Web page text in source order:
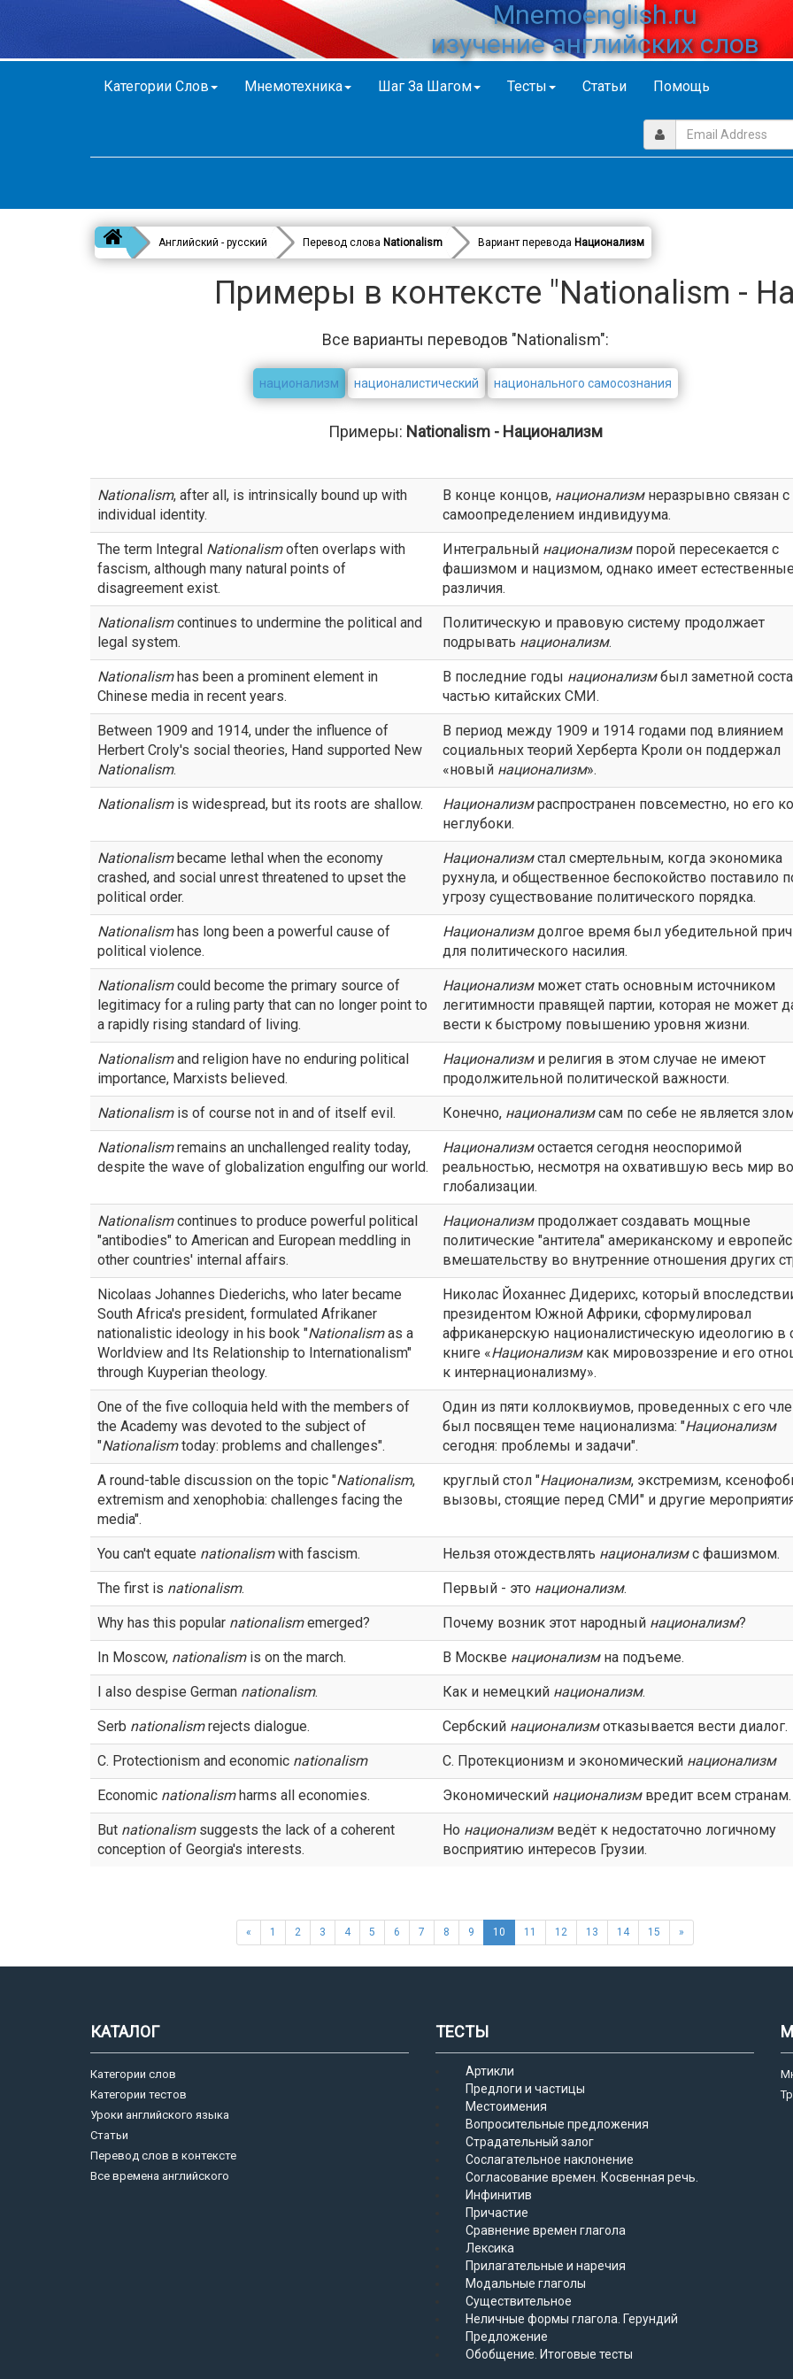
Mnemoenglish.ru
изучение английских слов
Категории Слов Мнемотехника Шаг За Шагом Тесты Статьи Помощь
Английский - русский Перевод слова Nationalism Вариант перевода Национализм
Примеры в контексте "Nationalism -
Все варианты переводов "Nationalism":
национализм националистический национального самосознания
Примеры: Nationalism - Национализм
Nationalism, after all, is intrinsically bound up with
individual identity.
В конце концов, национализмнеразрывно связан с
самоопределением индивидуума.
The term Integral Nationalismoften overlaps with
fascism, although many natural points of
disagreement exist.
Интегральный национализмпорой пересекается с
фашизмом и нацизмом, однако имеет естественные
различия.
Nationalismcontinues to undermine the political and
legal system.
Политическую и правовую систему продолжает
подрывать национализм.
Nationalismhas been a prominent element in
Chinese media in recent years.
В последние годы национализмбыл заметной
частью китайских СМИ.
Between 1909 and 1914, under the influence of
Herbert Croly's social theories, Hand supported New
Nationalism.
В период между 1909 и 1914 годами под влиянием
социальных теорий Херберта Кроли он поддержал
«новый национализм».
Nationalismis widespread, but its roots are shallow. Национализмраспространен повсеместно, но его
неглубоки.
Nationalismbecame lethal when the economy
crashed, and social unrest threatened to upset the
political order.
Национализмстал смертельным, когда экономика
рухнула, и общественное беспокойство поставило
угрозу существование политического порядка.
Nationalismhas long been a powerful cause of
political violence.
Национализмдолгое время был убедительной
для политического насилия.
Nationalismcould become the primary source of
legitimacy for a ruling party that can no longer point to
a rapidly rising standard of living.
Национализмможет стать основным источником
легитимности правящей партии, которая не может
вести к быстрому повышению уровня жизни.
Nationalismand religion have no enduring political
importance, Marxists believed.
Национализми религия в этом случае не имеют
продолжительной политической важности.
Nationalismis of course not in and of itself evil. Конечно, национализмсам по себе не является
Nationalismremains an unchallenged reality today,
despite the wave of globalization engulfing our world.
Национализмостается сегодня неоспоримой
реальностью, несмотря на охватившую весь мир
глобализации.
Nationalismcontinues to produce powerful political
"antibodies" to American and European meddling in
other countries' internal affairs.
Национализмпродолжает создавать мощные
политические "антитела" американскому и
вмешательству во внутренние отношения других
Nicolaas Johannes Diederichs, who later became
South Africa's president, formulated Afrikaner
nationalistic ideology in his book "Nationalismas a
Worldview and Its Relationship to Internationalism"
through Kuyperian theology.
Николас Йоханнес Дидерихс, который
президентом Южной Африки, сформулировал
африканерскую националистическую идеологию в
книге «Национализмкак мировоззрение и его
к интернационализму».
One of the five colloquia held with the members of
the Academy was devoted to the subject of
"Nationalismtoday: problems and challenges".
Один из пяти коллоквиумов, проведенных с его
был посвящен теме национализма: "Национализм
сегодня: проблемы и задачи".
A round-table discussion on the topic "Nationalism,
extremism and xenophobia: challenges facing the
media".
круглый стол "Национализм, экстремизм,
вызовы, стоящие перед СМИ" и другие
You can't equate nationalismwith fascism. Нельзя отождествлять национализмс фашизмом.
The first is nationalism. Первый - это национализм.
Why has this popular nationalismemerged? Почему возник этот народный национализм?
In Moscow, nationalismis on the march. В Москве национализмна подъеме.
I also despise German nationalism. Как и немецкий национализм.
Serb nationalismrejects dialogue. Сербский национализмотказывается вести диалог.
C. Protectionism and economic nationalism С. Протекционизм и экономический национализм
Economic nationalismharms all economies. Экономический национализмвредит всем странам.
But nationalismsuggests the lack of a coherent
conception of Georgia's interests.
Но национализмведёт к недостаточно логичному
восприятию интересов Грузии.
« 1 2 3 4 5 6 7 8 9 10 11 12 13 14 15 »
КАТАЛОГ
Категории слов
Категории тестов
Уроки английского языка
Статьи
Перевод слов в контексте
Все времена английского
ТЕСТЫ
Артикли
Предлоги и частицы
Местоимения
Вопросительные предложения
Страдательный залог
Сослагательное наклонение
Согласование времен. Косвенная речь.
Инфинитив
Причастие
Сравнение времен глагола
Лексика
Прилагательные и наречия
Модальные глаголы
Существительное
Неличные формы глагола. Герундий
Предложение
Обобщение. Итоговые тесты